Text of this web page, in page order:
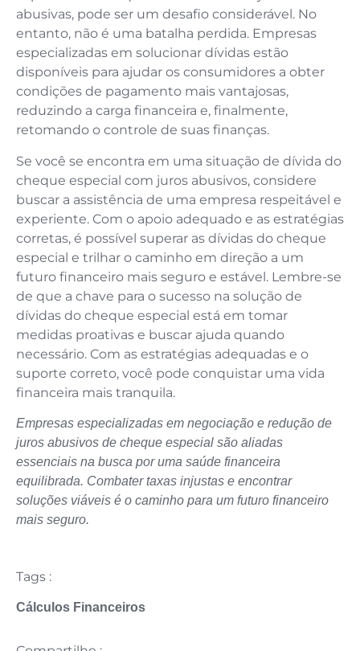
abusivas, pode ser um desafio considerável. No
entanto, não é uma batalha perdida. Empresas
especializadas em solucionar dívidas estão
disponíveis para ajudar os consumidores a obter
condições de pagamento mais vantajosas,
reduzindo a carga financeira e, finalmente,
retomando o controle de suas finanças.
Se você se encontra em uma situação de dívida do
cheque especial com juros abusivos, considere
buscar a assistência de uma empresa respeitável e
experiente. Com o apoio adequado e as estratégias
corretas, é possível superar as dívidas do cheque
especial e trilhar o caminho em direção a um
futuro financeiro mais seguro e estável. Lembre-se
de que a chave para o sucesso na solução de
dívidas do cheque especial está em tomar
medidas proativas e buscar ajuda quando
necessário. Com as estratégias adequadas e o
suporte correto, você pode conquistar uma vida
financeira mais tranquila.
Empresas especializadas em negociação e redução de
juros abusivos de cheque especial são aliadas
essenciais na busca por uma saúde financeira
equilibrada. Combater taxas injustas e encontrar
soluções viáveis é o caminho para um futuro financeiro
mais seguro.
Tags :
Cálculos Financeiros